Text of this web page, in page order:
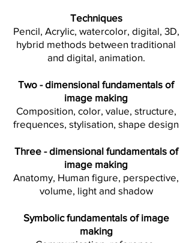
Techniques
Pencil, Acrylic, watercolor, digital, 3D,
hybrid methods between traditional
and digital, animation.
Two - dimensional fundamentals of
image making
Composition, color, value, structure,
frequences, stylisation, shape design
Three - dimensional fundamentals of
image making
Anatomy, Human figure, perspective,
volume, light and shadow
Symbolic fundamentals of image
making